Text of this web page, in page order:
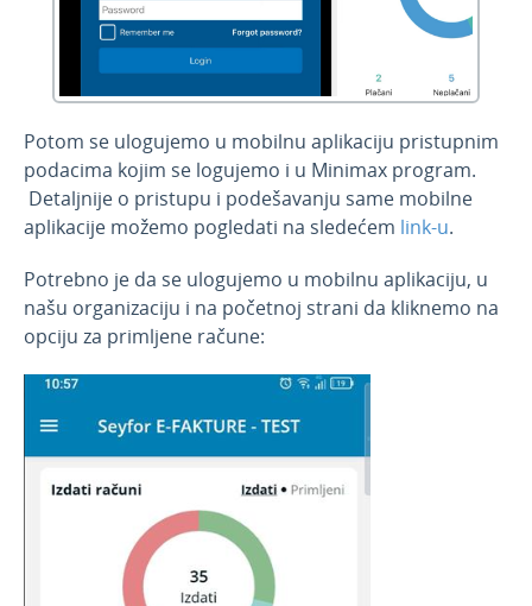
Potom se ulogujemo u mobilnu aplikaciju pristupnim
podacima kojim se logujemo i u Minimax program.
Detaljnije o pristupu i podešavanju same mobilne
aplikacije možemo pogledati na sledećem link-u.
Potrebno je da se ulogujemo u mobilnu aplikaciju, u
našu organizaciju i na početnoj strani da kliknemo na
opciju za primljene račune: